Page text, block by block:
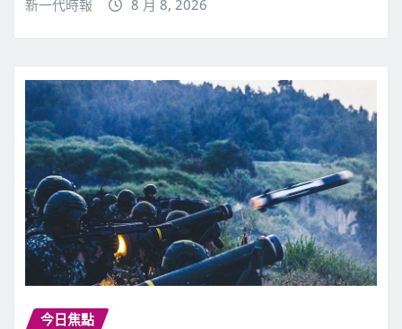
新一代時報 8 月 8, 2026
今日焦點